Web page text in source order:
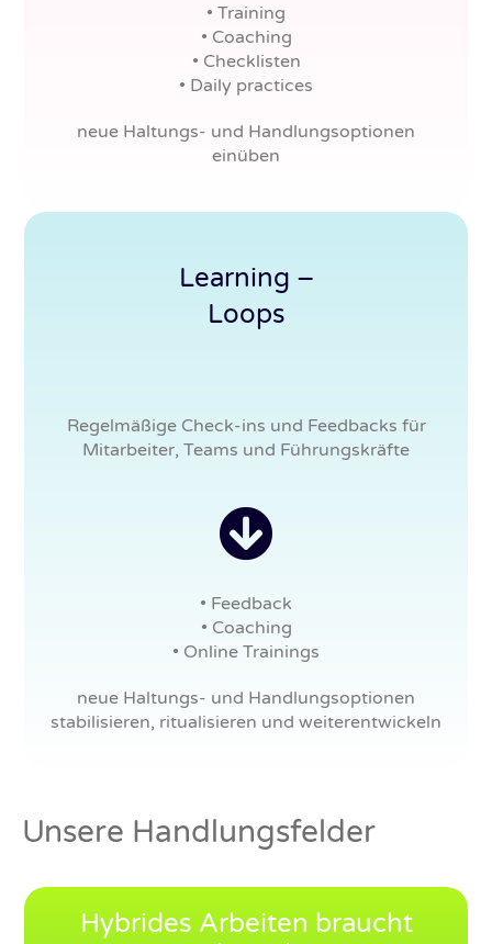
• Training
• Coaching
• Checklisten
• Daily practices
neue Haltungs- und Handlungsoptionen
einüben
Learning –
Loops
Regelmäßige Check-ins und Feedbacks für
Mitarbeiter, Teams und Führungskräfte
• Feedback
• Coaching
• Online Trainings
neue Haltungs- und Handlungsoptionen
stabilisieren, ritualisieren und weiterentwickeln
Unsere Handlungsfelder
Hybrides Arbeiten braucht